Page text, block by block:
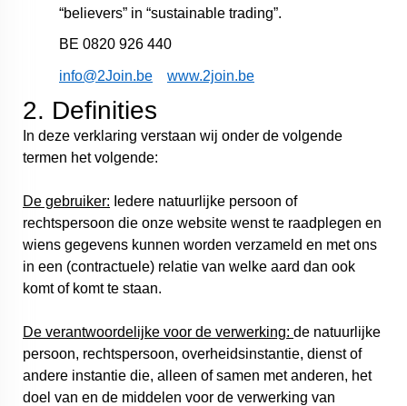
“believers” in “sustainable trading”.
BE 0820 926 440
info@2Join.be www.2join.be
2. Definities
In deze verklaring verstaan wij onder de volgende
termen het volgende:
De gebruiker: Iedere natuurlijke persoon of
rechtspersoon die onze website wenst te raadplegen en
wiens gegevens kunnen worden verzameld en met ons
in een (contractuele) relatie van welke aard dan ook
komt of komt te staan.
De verantwoordelijke voor de verwerking: de natuurlijke
persoon, rechtspersoon, overheidsinstantie, dienst of
andere instantie die, alleen of samen met anderen, het
doel van en de middelen voor de verwerking van